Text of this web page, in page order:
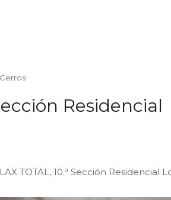
Residencial
TOTAL, 10.ª Sección Residencial